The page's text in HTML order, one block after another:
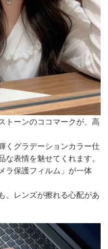
トーンのココマークが、高
くグラデーションカラー仕
な表情を魅せてくれます。
ラ保護フィルム」が一体
、レンズが擦れる心配があ